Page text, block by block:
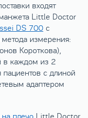
входят
Little Doctor
DS 700с
измерения:
Короткова),
в каждом из 2
с длиной
адаптером